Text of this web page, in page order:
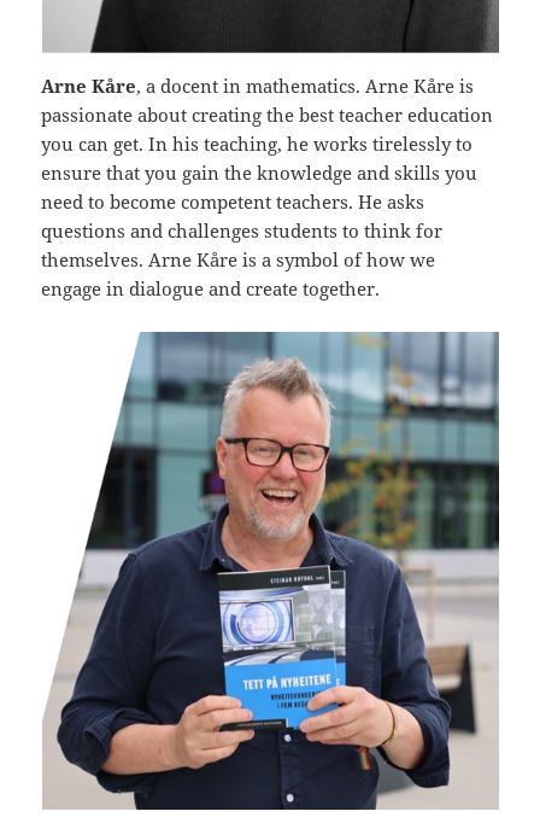
Arne Kåre, a docent in mathematics. Arne Kåre is
passionate about creating the best teacher education
you can get. In his teaching, he works tirelessly to
ensure that you gain the knowledge and skills you
need to become competent teachers. He asks
questions and challenges students to think for
themselves. Arne Kåre is a symbol of how we
engage in dialogue and create together.